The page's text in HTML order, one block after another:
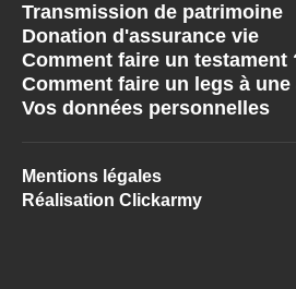
Transmission de patrimoine
Donation d'assurance vie
Comment faire un testament
Comment faire un legs à
Vos données personnelles
Mentions légales
Réalisation Clickarmy